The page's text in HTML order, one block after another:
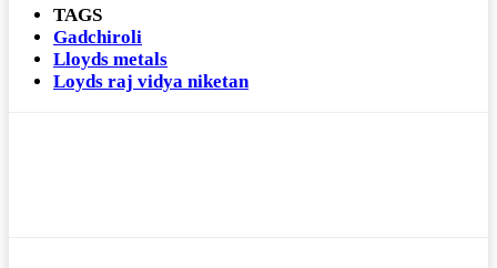
TAGS
Gadchiroli
Lloyds metals
Loyds raj vidya niketan